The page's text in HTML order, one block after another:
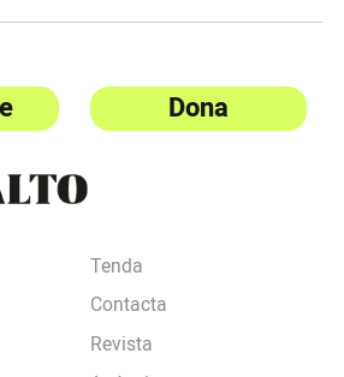
Dona
Tenda
Contacta
Revista